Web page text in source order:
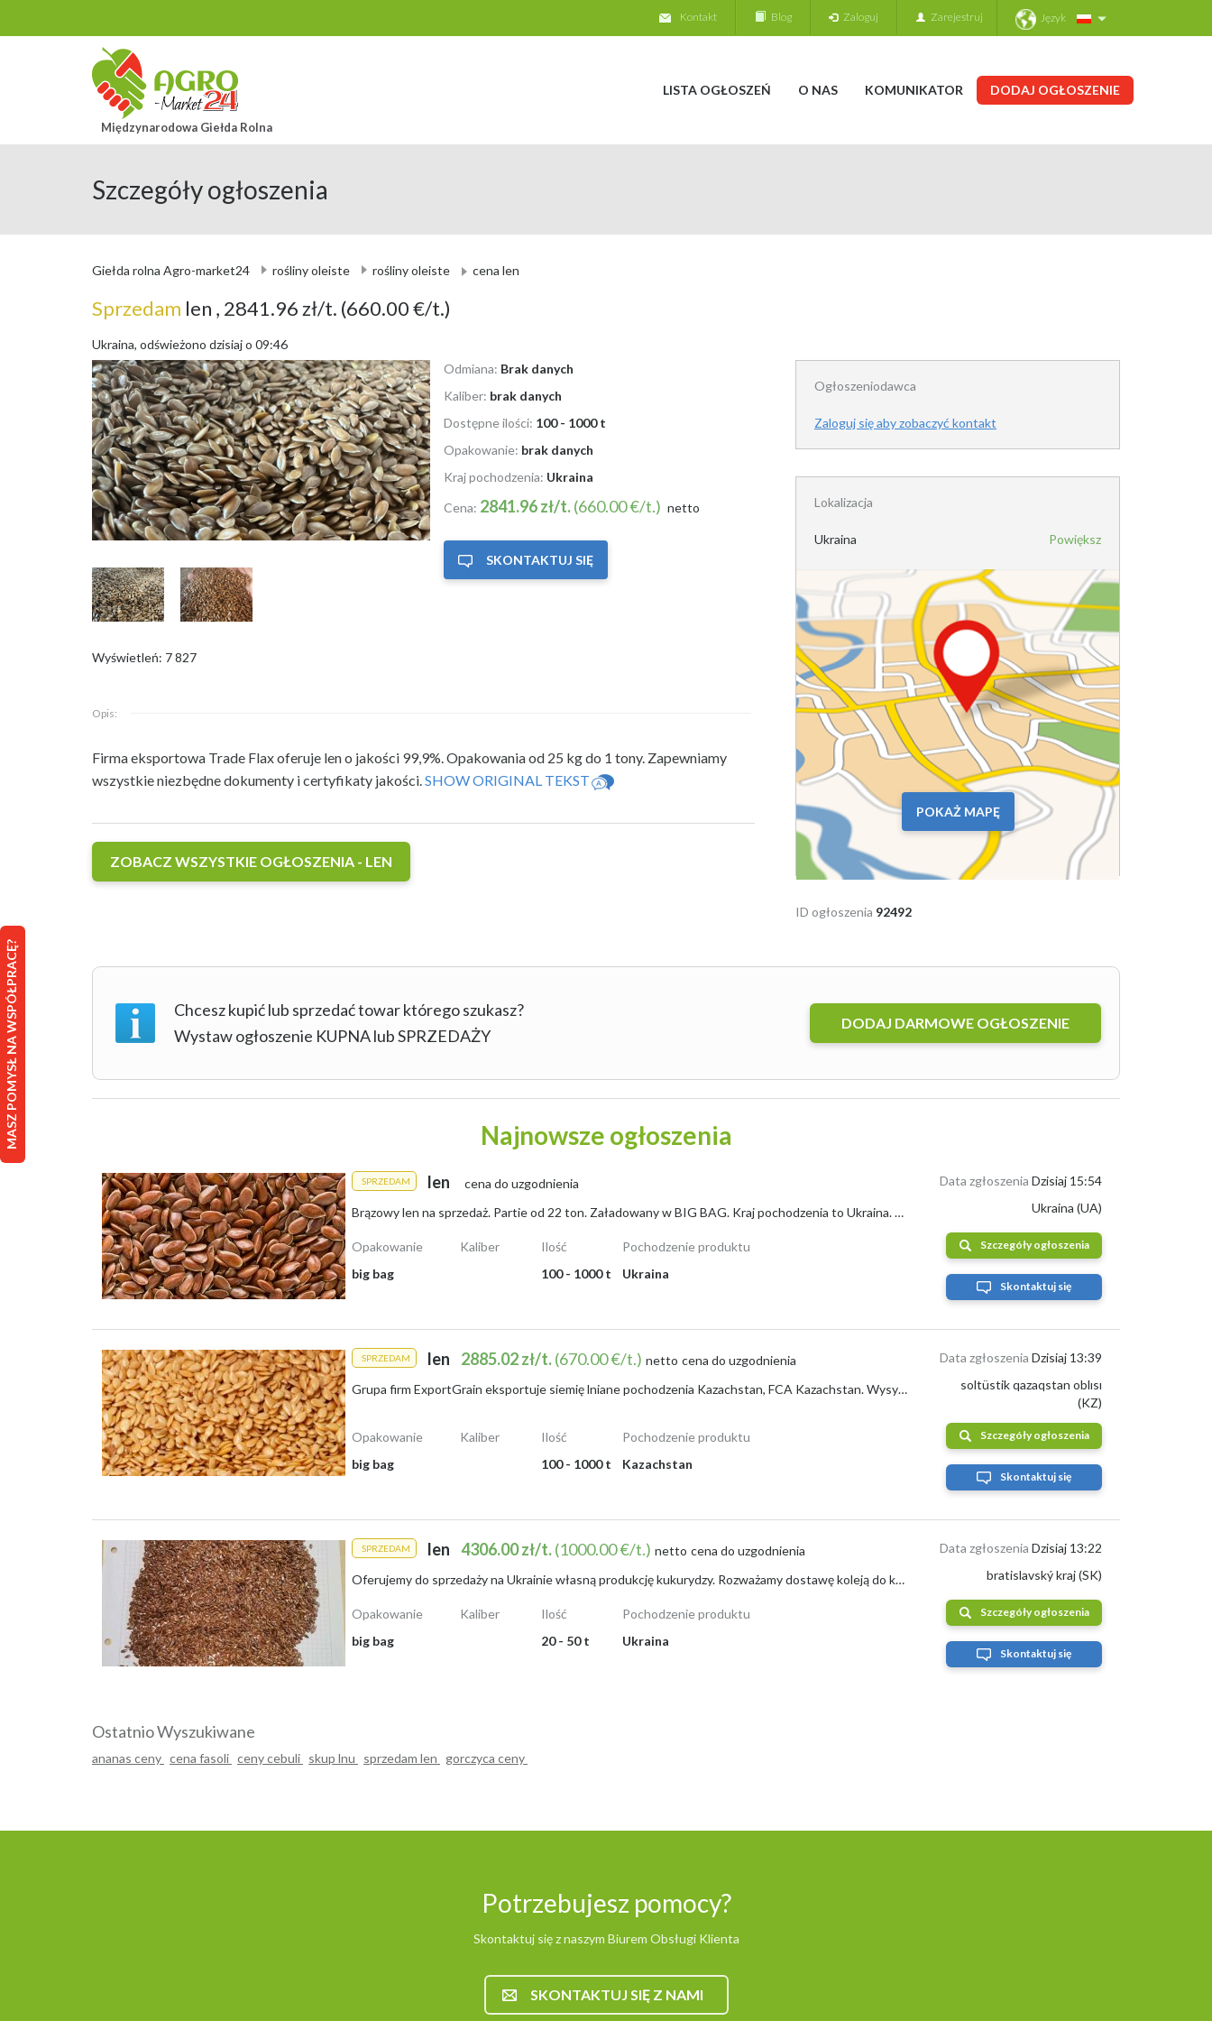
Język
Zaloguj Zarejestruj
Kontakt Blog
Międzynarodowa Giełda Rolna
LISTA OGŁOSZEŃ O NAS KOMUNIKATOR DODAJ OGŁOSZENIE
Szczegóły ogłoszenia
Giełda rolna Agro-market24 rośliny oleiste rośliny oleiste cena len
Sprzedam len , 2841.96 zł/t. (660.00 €/t.)
Ukraina, odświeżono dzisiaj o 09:46
Wyświetleń: 7 827
Odmiana: Brak danych
Kaliber: brak danych
Dostępne ilości: 100 - 1000 t
Opakowanie: brak danych
Kraj pochodzenia: Ukraina
Cena: 2841.96 zł/t.(660.00 €/t.) netto
SKONTAKTUJ SIĘ
Opis:
Firma eksportowa Trade Flax oferuje len o jakości 99,9%. Opakowaniaod 25 kg do 1 tony. Zapewniamy
wszystkie niezbędne dokumenty i certyfikaty jakości. SHOW ORIGINAL TEKST
ZOBACZ WSZYSTKIE OGŁOSZENIA - LEN
Ogłoszeniodawca
Zaloguj się aby zobaczyć kontakt
Lokalizacja
Ukraina Powiększ
POKAŻ MAPĘ
ID ogłoszenia 92492
Chcesz kupić lub sprzedać towar którego szukasz?
Wystaw ogłoszenie KUPNA lub SPRZEDAŻY
DODAJ DARMOWE OGŁOSZENIE
Najnowsze ogłoszenia
SPRZEDAM len cena do uzgodnienia Dzisiaj 15:54
Data zgłoszenia
Brązowy len na sprzedaż. Partie od 22 ton. Załadowany w BIG BAG. Kraj pochodzenia to Ukraina. Możliwe stałe dostawy do 500 ton miesięcznie. ... Ukraina (UA)
Opakowanie
big bag
Kaliber
Ilość
100 - 1000 t
Pochodzenie produktu
Ukraina
Szczegóły ogłoszenia
Skontaktuj się
SPRZEDAM len 2885.02 zł/t.(670.00 €/t.) netto cena do uzgodnienia Dzisiaj 13:39
Data zgłoszenia
Grupa firm ExportGrain eksportuje siemię lniane pochodzenia Kazachstan, FCA Kazachstan. Wysyłka transportem samochodowym i kolejowym. Zdjęci...
soltüstik qazaqstan oblısı
(KZ)
Opakowanie
big bag
Kaliber
Ilość
100 - 1000 t
Pochodzenie produktu
Kazachstan
Szczegóły ogłoszenia
Skontaktuj się
SPRZEDAM len 4306.00 zł/t.(1000.00 €/t.) netto cena do uzgodnienia Dzisiaj 13:22
Data zgłoszenia
Oferujemy do sprzedaży na Ukrainie własną produkcję kukurydzy. Rozważamy dostawę koleją do krajów UE. bratislavský kraj (SK)
Opakowanie
big bag
Kaliber
Ilość
20 - 50 t
Pochodzenie produktu
Ukraina
Szczegóły ogłoszenia
Skontaktuj się
Ostatnio Wyszukiwane
ananas ceny cena fasoli ceny cebuli skup lnu sprzedam len gorczyca ceny
Potrzebujesz pomocy?
Skontaktuj się z naszym Biurem Obsługi Klienta
SKONTAKTUJ SIĘ Z NAMI
MASZ POMYSŁ NA WSPÓŁPRACĘ?